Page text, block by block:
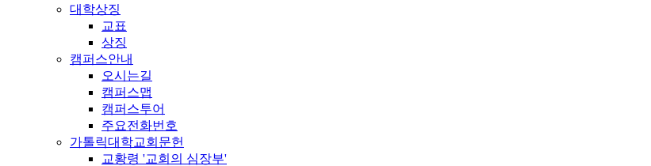
대학상징
교표
상징
캠퍼스안내
오시는길
캠퍼스맵
캠퍼스투어
주요전화번호
가톨릭대학교회문헌
교황령 '교회의 심장부'